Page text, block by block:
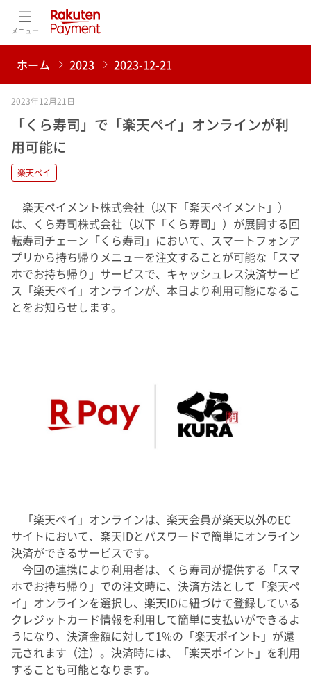
メニュー
ホーム 2023 2023-12-21
2023年12月21日
「くら寿司」で「楽天ペイ」オンラインが利
用可能に
楽天ペイ
楽天ペイメント株式会社（以下「楽天ペイメント」）
は、くら寿司株式会社（以下「くら寿司」）が展開する回
転寿司チェーン「くら寿司」において、スマートフォンア
プリから持ち帰りメニューを注文することが可能な「スマ
ホでお持ち帰り」サービスで、キャッシュレス決済サービ
ス「楽天ペイ」オンラインが、本日より利用可能になるこ
とをお知らせします。
「楽天ペイ」オンラインは、楽天会員が楽天以外のEC
サイトにおいて、楽天IDとパスワードで簡単にオンライン
決済ができるサービスです。
今回の連携により利用者は、くら寿司が提供する「スマ
ホでお持ち帰り」での注文時に、決済方法として「楽天ペ
イ」オンラインを選択し、楽天IDに紐づけて登録している
クレジットカード情報を利用して簡単に支払いができるよ
うになり、決済金額に対して1%の「楽天ポイント」が還
元されます（注）。決済時には、「楽天ポイント」を利用
することも可能となります。